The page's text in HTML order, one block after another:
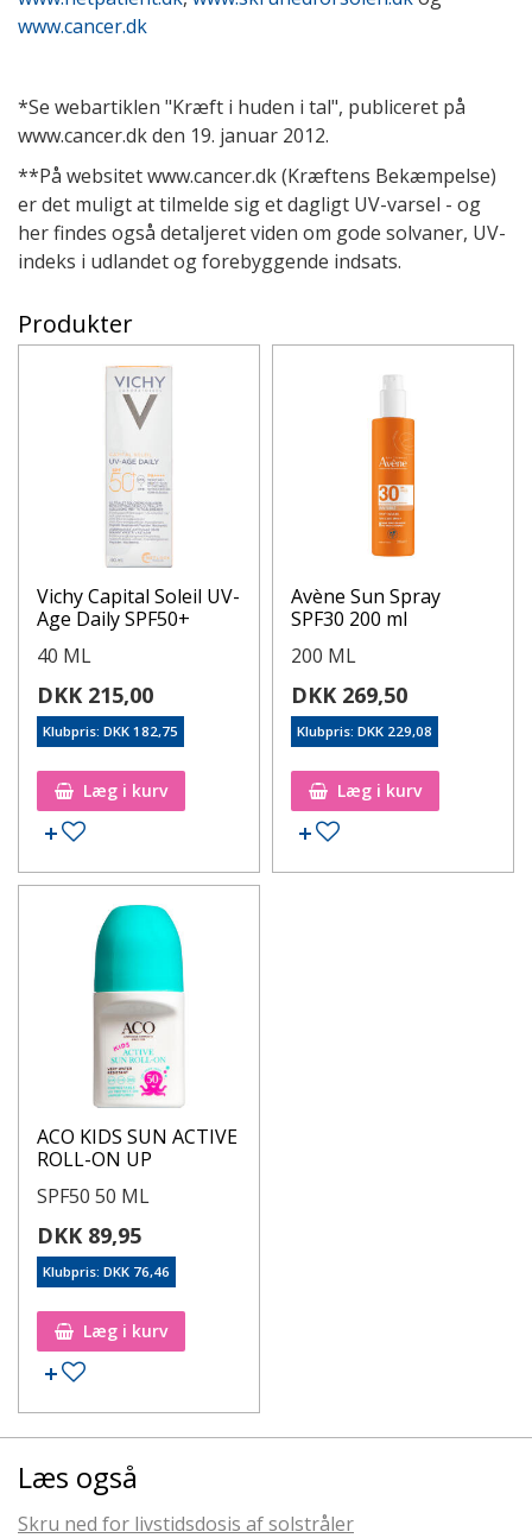
www.cancer.dk
*Se webartiklen "Kræft i huden i tal", publiceret på
www.cancer.dk den 19. januar 2012.
**På websitet www.cancer.dk (Kræftens Bekæmpelse)
er det muligt at tilmelde sig et dagligt UV-varsel - og
her findes også detaljeret viden om gode solvaner, UV-
indeks i udlandet og forebyggende indsats.
Produkter
Vichy Capital Soleil UV-
Age Daily SPF50+
40 ML
DKK 215,00
Klubpris: DKK 182,75
Læg i kurv
Avène Sun Spray
SPF30 200 ml
200 ML
DKK 269,50
Klubpris: DKK 229,08
Læg i kurv
ACO KIDS SUN ACTIVE
ROLL-ON UP
SPF50 50 ML
DKK 89,95
Klubpris: DKK 76,46
Læg i kurv
Læs også
Skru ned for livstidsdosis af solstråler